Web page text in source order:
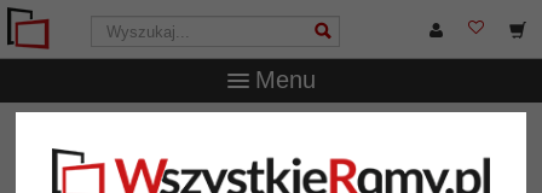
Menu
zdjęcia kolaż La Casa (na 6 zdjęc)